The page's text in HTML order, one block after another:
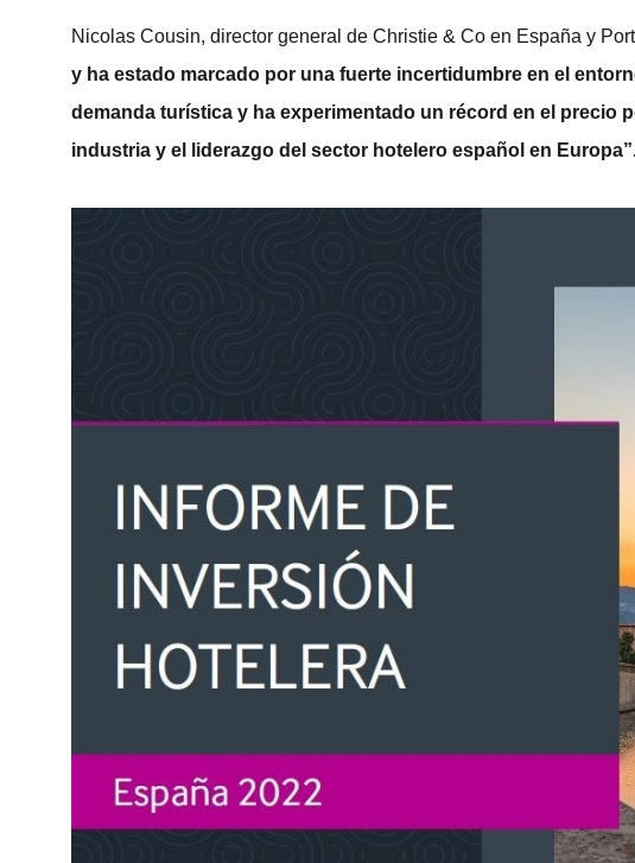
Nicolas Cousin, director general de Christie & Co en España y
y ha estado marcado por una fuerte incertidumbre en el
demanda turística y ha experimentado un récord en el precio
industria y el liderazgo del sector hotelero español en